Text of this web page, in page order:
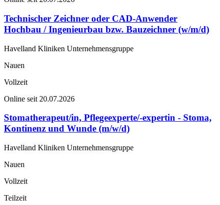
Technischer Zeichner oder CAD-Anwender
Hochbau / Ingenieurbau bzw. Bauzeichner (w/m/d)
Havelland Kliniken Unternehmensgruppe
Nauen
Vollzeit
Online seit 20.07.2026
Stomatherapeut/in, Pflegeexperte/-expertin - Stoma,
Kontinenz und Wunde (m/w/d)
Havelland Kliniken Unternehmensgruppe
Nauen
Vollzeit
Teilzeit